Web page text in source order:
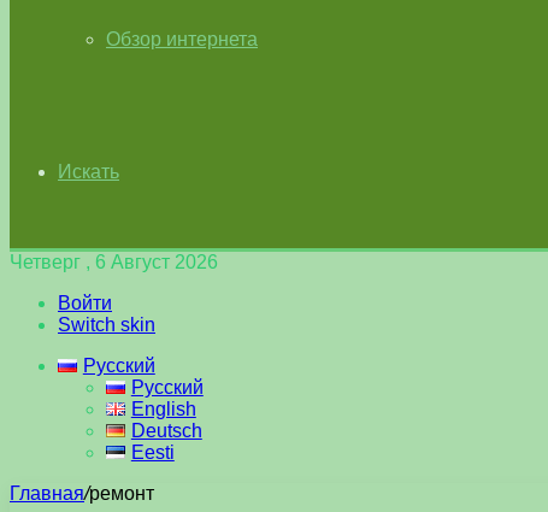
Обзор интернета
Искать
Четверг , 6 Август 2026
Войти
Switch skin
Русский
Русский
English
Deutsch
Eesti
Главная/ремонт